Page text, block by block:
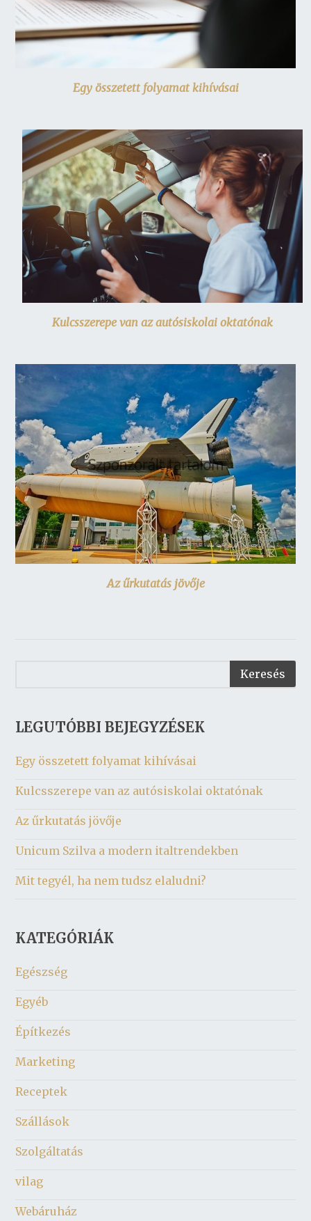
Egy összetett folyamat kihívásai
Kulcsszerepe van az autósiskolai oktatónak
Az űrkutatás jövője
LEGUTÓBBI BEJEGYZÉSEK
Egy összetett folyamat kihívásai
Kulcsszerepe van az autósiskolai oktatónak
Az űrkutatás jövője
Unicum Szilva a modern italtrendekben
Mit tegyél, ha nem tudsz elaludni?
KATEGÓRIÁK
Egészség
Egyéb
Építkezés
Marketing
Receptek
Szállások
Szolgáltatás
vilag
Webáruház